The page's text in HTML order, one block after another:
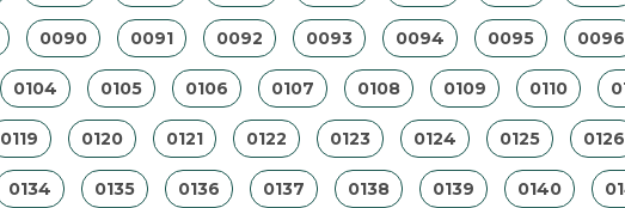
0090 0091 0092 0093 0094 0095 0096
0104 0105 0106 0107 0108 0109 0110
0119 0120 0121 0122 0123 0124 0125 0126
0134 0135 0136 0137 0138 0139 0140